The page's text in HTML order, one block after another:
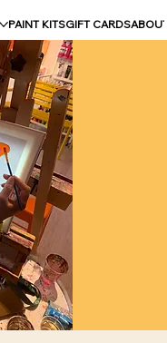
PAINT KITSGIFT CARDS